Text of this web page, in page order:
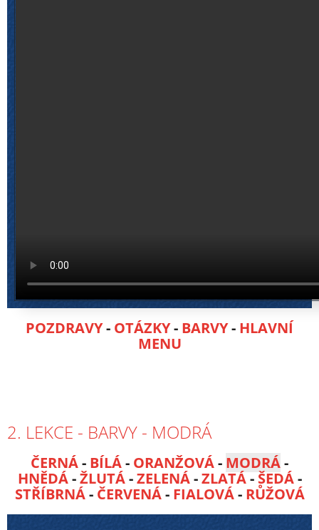
POZDRAVY- OTÁZKY- BARVY- HLAVNÍ
MENU
2. LEKCE - BARVY - MODRÁ
ČERNÁ- BÍLÁ- ORANŽOVÁ- MODRÁ-
HNĚDÁ-ŽLUTÁ-ZELENÁ-ZLATÁ- ŠEDÁ-
STŘÍBRNÁ- ČERVENÁ- FIALOVÁ- RŮŽOVÁ